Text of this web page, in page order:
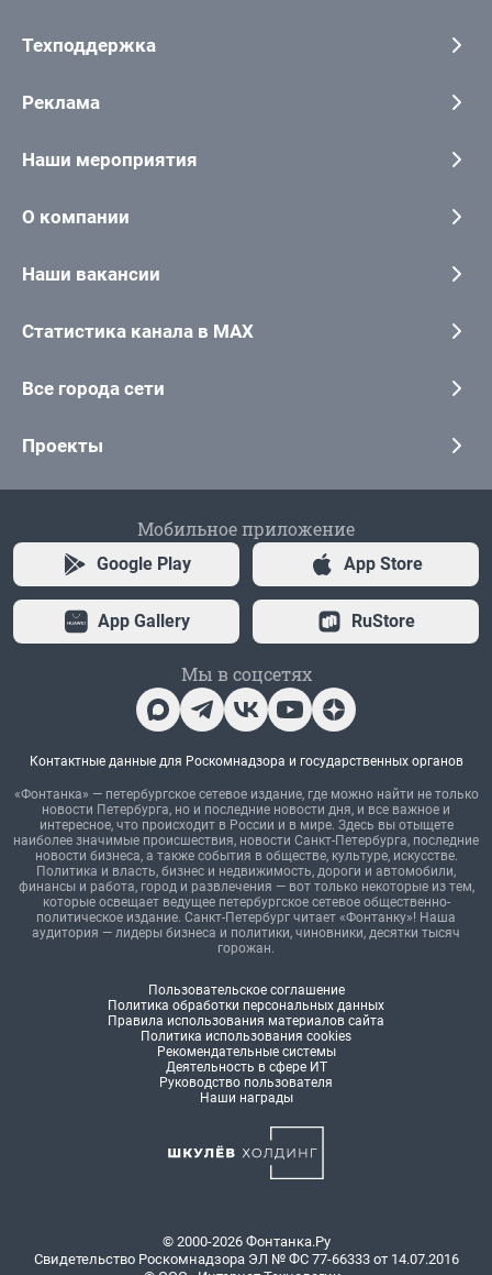
Техподдержка
Реклама
Наши мероприятия
О компании
Наши вакансии
Статистика канала в MAX
Все города сети
Проекты
Мобильное приложение
Google Play App Store
App Gallery RuStore
Мы в соцсетях
Контактные данные для Роскомнадзора и государственных органов
«Фонтанка» — петербургское сетевое издание, где можно найти не только
новости Петербурга, но и последние новости дня, и все важное и
интересное, что происходит в России и в мире. Здесь вы отыщете
наиболее значимые происшествия, новости Санкт-Петербурга, последние
новости бизнеса, а также события в обществе, культуре, искусстве.
Политика и власть, бизнес и недвижимость, дороги и автомобили,
финансы и работа, город и развлечения — вот только некоторые из тем,
которые освещает ведущее петербургское сетевое общественно-
политическое издание. Санкт-Петербург читает «Фонтанку»! Наша
аудитория — лидеры бизнеса и политики, чиновники, десятки тысяч
горожан.
Пользовательское соглашение
Политика обработки персональных данных
Правила использования материалов сайта
Политика использования cookies
Рекомендательные системы
Деятельность в сфере ИТ
Руководство пользователя
Наши награды
© 2000-2026 Фонтанка.Ру
Свидетельство Роскомнадзора ЭЛ № ФС 77-66333 от 14.07.2016